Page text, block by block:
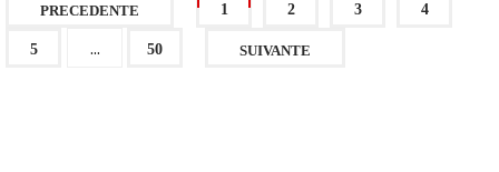
PRECEDENTE 1 2 3 4
5 ... 50 SUIVANTE